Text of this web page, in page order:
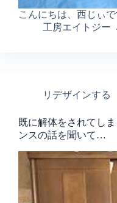
こんにちは、西じぃ
工房エイトジー
リデザインする
既に解体をされてし
ンスの話を聞いて…